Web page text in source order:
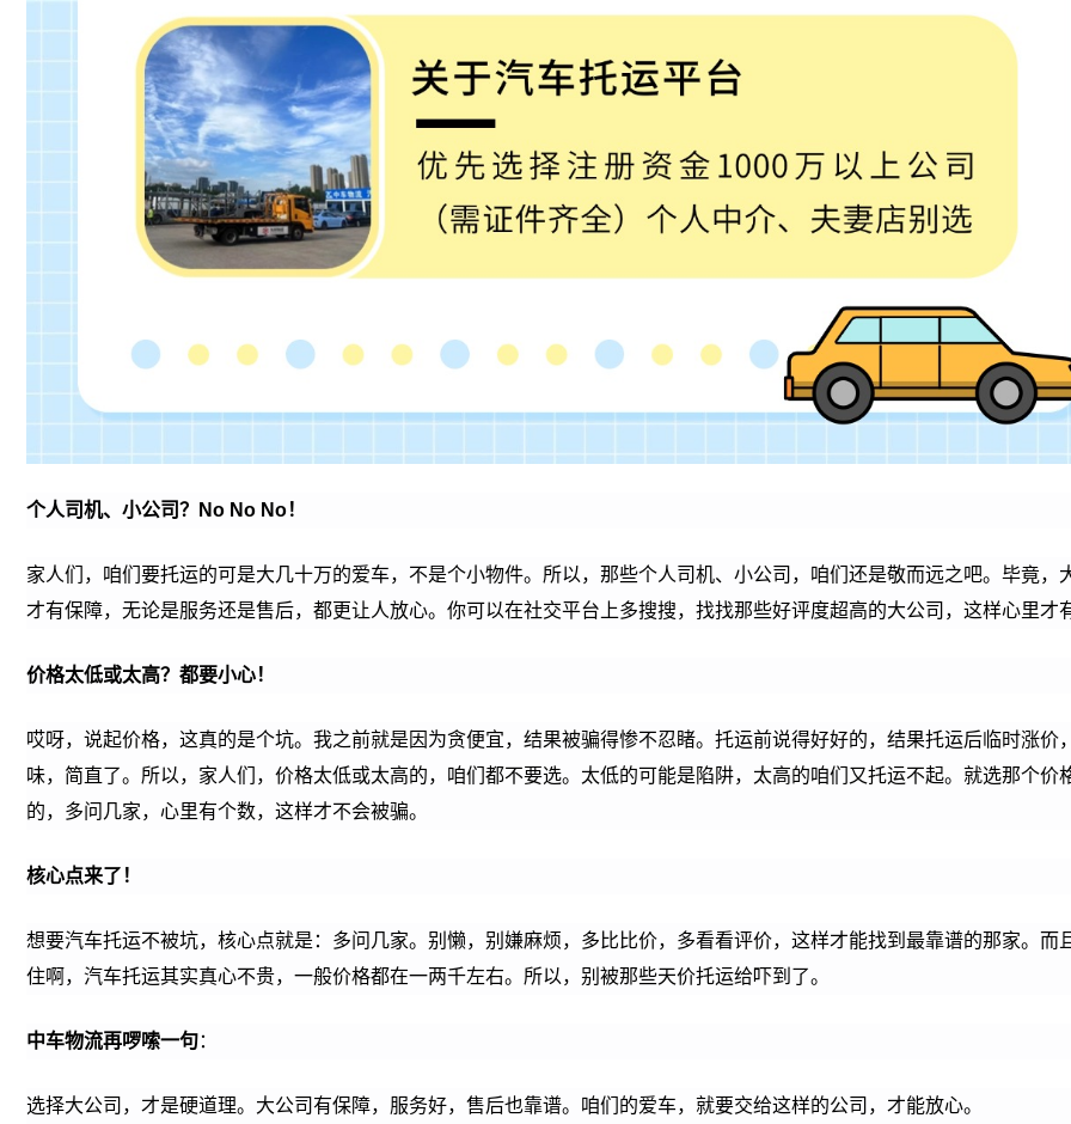
个人司机、小公司？No No No！
家人们，咱们要托运的可是大几十万的爱车，不是个小物件。所以，那些个人司机、小公司，咱们还是敬而远之吧。毕竟，
才有保障，无论是服务还是售后，都更让人放心。你可以在社交平台上多搜搜，找找那些好评度超高的大公司，这样心里才
价格太低或太高？都要小心！
哎呀，说起价格，这真的是个坑。我之前就是因为贪便宜，结果被骗得惨不忍睹。托运前说得好好的，结果托运后临时涨价
味，简直了。所以，家人们，价格太低或太高的，咱们都不要选。太低的可能是陷阱，太高的咱们又托运不起。就选那个价
的，多问几家，心里有个数，这样才不会被骗。
核心点来了！
想要汽车托运不被坑，核心点就是：多问几家。别懒，别嫌麻烦，多比比价，多看看评价，这样才能找到最靠谱的那家。而
住啊，汽车托运其实真心不贵，一般价格都在一两千左右。所以，别被那些天价托运给吓到了。
中车物流再啰嗦一句：
选择大公司，才是硬道理。大公司有保障，服务好，售后也靠谱。咱们的爱车，就要交给这样的公司，才能放心。